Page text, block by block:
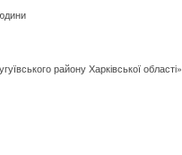
району Харківської області»